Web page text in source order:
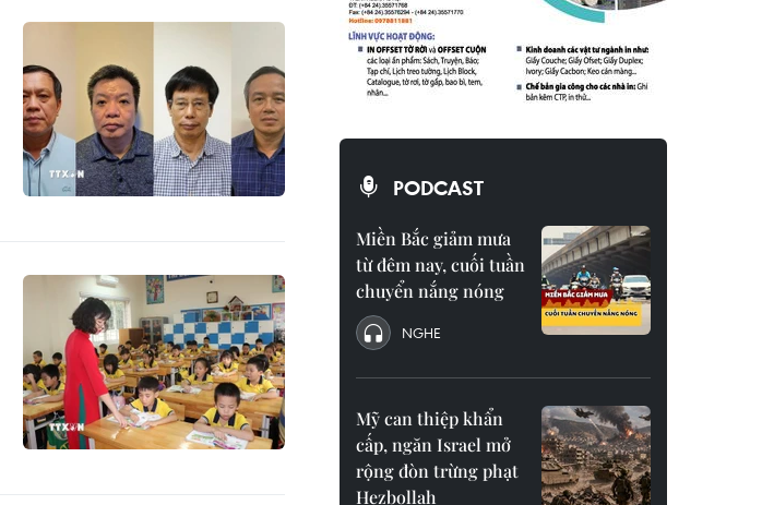
PODCAST
Miền Bắc giảm mưa
từ đêm nay, cuối tuần
chuyển nắng nóng
NGHE
Mỹ can thiệp khẩn
cấp, ngăn Israel mở
rộng đòn trừng phạt
Hezbollah